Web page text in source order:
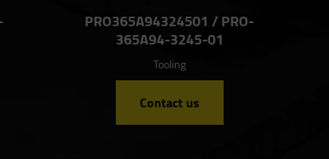
PRO365A94324501 / PRO-
365A94-3245-01
Tooling
Contact us